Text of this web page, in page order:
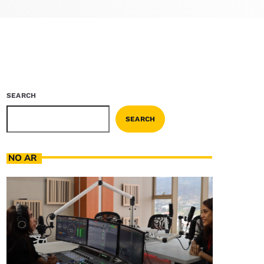
SEARCH
SEARCH
NO AR